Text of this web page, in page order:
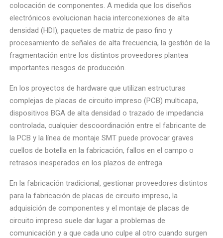
colocación de componentes. A medida que los diseños
electrónicos evolucionan hacia interconexiones de alta
densidad (HDI), paquetes de matriz de paso fino y
procesamiento de señales de alta frecuencia, la gestión de la
fragmentación entre los distintos proveedores plantea
importantes riesgos de producción.
En los proyectos de hardware que utilizan estructuras
complejas de placas de circuito impreso (PCB) multicapa,
dispositivos BGA de alta densidad o trazado de impedancia
controlada, cualquier descoordinación entre el fabricante de
la PCB y la línea de montaje SMT puede provocar graves
cuellos de botella en la fabricación, fallos en el campo o
retrasos inesperados en los plazos de entrega.
En la fabricación tradicional, gestionar proveedores distintos
para la fabricación de placas de circuito impreso, la
adquisición de componentes y el montaje de placas de
circuito impreso suele dar lugar a problemas de
comunicación y a que cada uno culpe al otro cuando surgen